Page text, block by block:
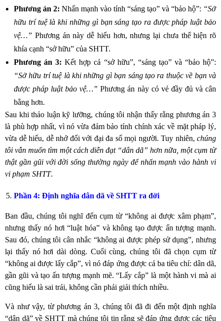
Phương án 2: Nhấn mạnh vào tính “sáng tạo” và “bảo hộ”: “Sở
hữu trí tuệ là khi những gì bạn sáng tạo ra được pháp luật bảo
vệ…” Phương án này dễ hiểu hơn, nhưng lại chưa thể hiện rõ
khía cạnh “sở hữu” của SHTT.
Phương án 3: Kết hợp cả “sở hữu”, “sáng tạo” và “bảo hộ”:
“Sở hữu trí tuệ là khi những gì bạn sáng tạo ra thuộc về bạn và
được pháp luật bảo vệ…” Phương án này có vẻ đầy đủ và cân
bằng hơn.
Sau khi thảo luận kỹ lưỡng, chúng tôi nhận thấy rằng phương án 3
là phù hợp nhất, vì nó vừa đảm bảo tính chính xác về mặt pháp lý,
vừa dễ hiểu, dễ nhớ đối với đại đa số mọi người. Tuy nhiên, chúng
tôi vẫn muốn tìm một cách diễn đạt “dân dã” hơn nữa, một cụm từ
thật gần gũi với đời sống thường ngày để nhấn mạnh vào hành vi
vi phạm SHTT.
Phần 4: Định nghĩa dân dã về SHTT ra đời
Ban đầu, chúng tôi nghĩ đến cụm từ “không ai được xâm phạm”,
nhưng thấy nó hơi “luật hóa” và không tạo được ấn tượng mạnh.
Sau đó, chúng tôi cân nhắc “không ai được phép sử dụng”, nhưng
lại thấy nó hơi dài dòng. Cuối cùng, chúng tôi đã chọn cụm từ
“không ai được lấy cắp”, vì nó đáp ứng được cả ba tiêu chí: dân dã,
gần gũi và tạo ấn tượng mạnh mẽ. “Lấy cắp” là một hành vi mà ai
cũng hiểu là sai trái, không cần phải giải thích nhiều.
Và như vậy, từ phương án 3, chúng tôi đã đi đến một định nghĩa
“dân dã” về SHTT mà chúng tôi tin rằng sẽ đáp ứng được các tiêu